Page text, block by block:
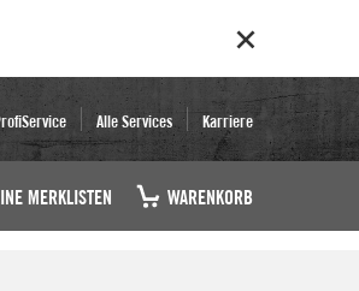
Alle Services Karriere
MERKLISTEN WARENKORB